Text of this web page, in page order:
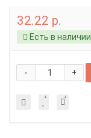
32.22 р.
Есть в наличии
+
-